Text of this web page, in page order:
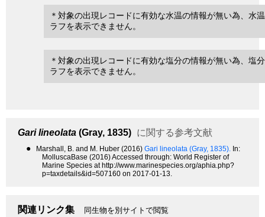
＊対象の出現レコードに有効な水温の情報が無い為、水
ラフを表示できません。
＊対象の出現レコードに有効な塩分の情報が無い為、塩
ラフを表示できません。
Gari lineolata (Gray, 1835) に関する参考文献
● Marshall, B. and M. Huber (2016) Gari lineolata (Gray, 1835). In:
MolluscaBase (2016) Accessed through: World Register of
Marine Species at http://www.marinespecies.org/aphia.php?
p=taxdetails&id=507160 on 2017-01-13.
関連リンク集 同生物を別サイトで閲覧